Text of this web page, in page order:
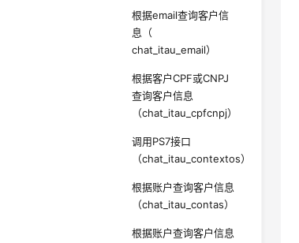
根据email查询客户信
息（
chat_itau_email）
根据客户CPF或CNPJ
查询客户信息
（chat_itau_cpfcnpj）
调用PS7接口
（chat_itau_contextos）
根据账户查询客户信息
（chat_itau_contas）
根据账户查询客户信息